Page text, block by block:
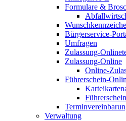
Formulare &
Bürgerservice-
Umfragen
Zulassung-
Zulassung-Online
Online-
Führerschein-
Verwaltung